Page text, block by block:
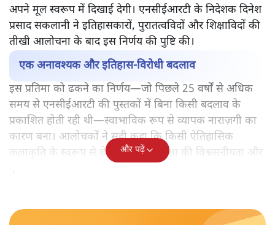
अपने मूल स्वरूप में दिखाई देगी। एनसीईआरटी के निदेशक दिनेश
प्रसाद सकलानी ने इतिहासकारों, पुरातत्वविदों और शिक्षाविदों की
तीखी आलोचना के बाद इस निर्णय की पुष्टि की।
एक अनावश्यक और इतिहास-विरोधी बदलाव
इस प्रतिमा को ढकने का निर्णय—जो पिछले 25 वर्षों से अधिक
समय से एनसीईआरटी की पुस्तकों में बिना किसी बदलाव के
प्रकाशित होती रही थी—स्वाभाविक रूप से व्यापक नाराज़गी का
कारण बना। आलोचकों ने सही कहा कि किसी ऐतिहासिक
कलाकृति के स्वरूप से छेड़छाड़ करना शिक्षा की विश्वसनीयता और
ऐतिहासिक प्रामाणिकता को कमज़ोर करता है।
और पढ़ें